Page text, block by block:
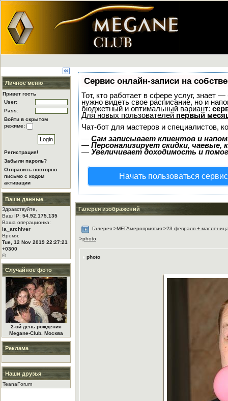
Личное меню
Привет гость
User:
Pass:
Войти в скрытом
режиме:
Регистрация!
Забыли пароль?
Отправить повторно
письмо с кодом
активации
Ваши данные
Здравствуйте,
Ваш IP: 54.92.175.135
Ваша операционка:
ia_archiver
Время:
Tue, 12 Nov 2019 22:27:21
+0300
©
Случайное фото
2-ой день рождения
Megane-Club. Москва
Реклама
Наши друзья
TeanaForum
Сервис онлайн-записи на
Тот, кто работает в сфере услуг, знает
нужно видеть свое расписание, но и
бюджетный и оптимальный вариант:
Для новых пользователей первый
Чат-бот для мастеров и специалистов,
— Сам записывает клиентов и
— Персонализирует скидки, чаевые,
— Увеличивает доходимость и
Начать пользоваться
Галерея изображений
Галерея->МЕГАмероприятия->23 февраля +
>photo
photo